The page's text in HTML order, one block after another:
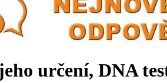
určení, DNA